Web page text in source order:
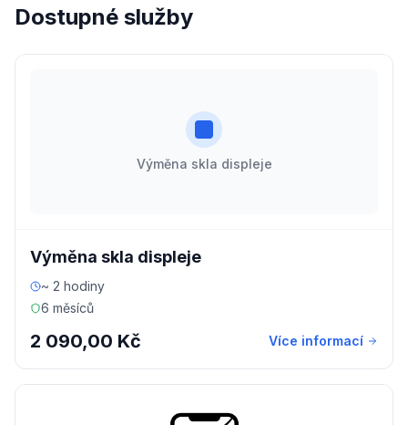
Dostupné služby
Výměna skla displeje
Výměna skla displeje
~ 2 hodiny
6 měsíců
2 090,00 Kč Více informací